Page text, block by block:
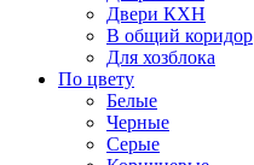
Двери КХН
В общий коридор
Для хозблока
По цвету
Белые
Черные
Серые